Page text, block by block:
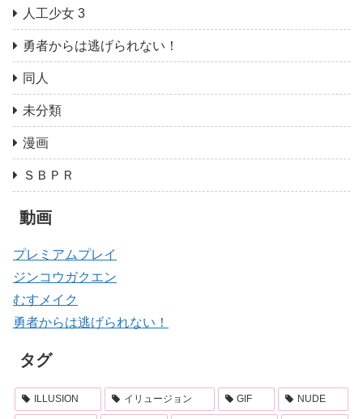
人工少女 3
勇者からは逃げられない！
同人
未分類
漫画
ＳＢＰＲ
動画
プレミアムプレイ
ジンコウガクエン
むすメイク
勇者からは逃げられない！
タグ
ILLUSION イリュージョン GIF NUDE